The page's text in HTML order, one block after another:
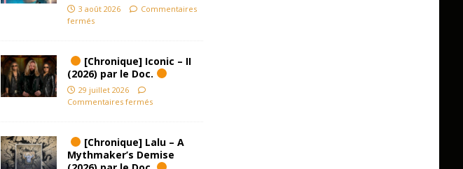
3 août 2026
Commentaires
fermés
[Chronique] Iconic – II
(2026) par le Doc.
29 juillet 2026
Commentaires fermés
[Chronique] Lalu – A
Mythmaker’s Demise